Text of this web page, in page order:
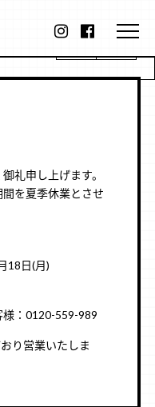
礼申し上げます。
を夏季休業とさせ
18日(月)
：0120-559-989
り営業いたしま